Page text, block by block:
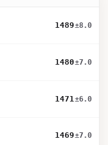
1489±8.0
1480±7.0
1471±6.0
1469±7.0